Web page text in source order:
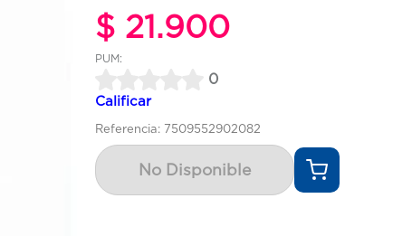
$ 21.900
PUM:
0
Calificar
Referencia: 7509552902082
No Disponible